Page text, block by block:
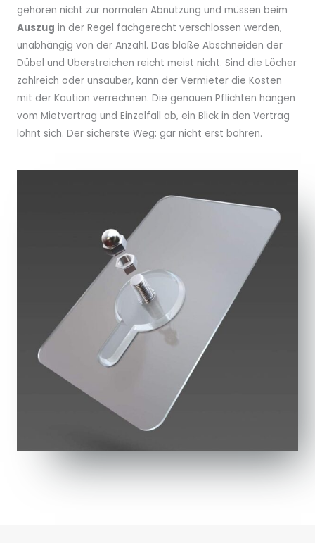
gehören nicht zur normalen Abnutzung und müssen beim
Auszug in der Regel fachgerecht verschlossen werden,
unabhängig von der Anzahl. Das bloße Abschneiden der
Dübel und Überstreichen reicht meist nicht. Sind die Löcher
zahlreich oder unsauber, kann der Vermieter die Kosten
mit der Kaution verrechnen. Die genauen Pflichten hängen
vom Mietvertrag und Einzelfall ab, ein Blick in den Vertrag
lohnt sich. Der sicherste Weg: gar nicht erst bohren.